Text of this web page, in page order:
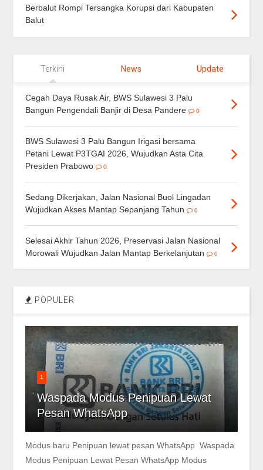
Berbalut Rompi Tersangka Korupsi dari Kabupaten
Balut
Terkini News Update
Cegah Daya Rusak Air, BWS Sulawesi 3 Palu
Bangun Pengendali Banjir di Desa Pandere
0
BWS Sulawesi 3 Palu Bangun Irigasi bersama
Petani Lewat P3TGAI 2026, Wujudkan Asta Cita
Presiden Prabowo
0
Sedang Dikerjakan, Jalan Nasional Buol Lingadan
Wujudkan Akses Mantap Sepanjang Tahun
0
Selesai Akhir Tahun 2026, Preservasi Jalan Nasional
Morowali Wujudkan Jalan Mantap Berkelanjutan
0
POPULER
1
Waspada Modus Penipuan Lewat
Pesan WhatsApp
Modus baru Penipuan lewat pesan WhatsApp Waspada
Modus Penipuan Lewat Pesan WhatsApp Modus